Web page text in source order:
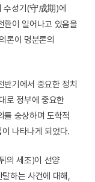
수성기(守成期)에
환이 일어나고 있음을
론이 명분론의
반기에서 중요한 정치
로 정부에 중요한
를 숭상하며 도학적
나타나게 되었다.
의 세조)이 선양
하는 사건에 대해,